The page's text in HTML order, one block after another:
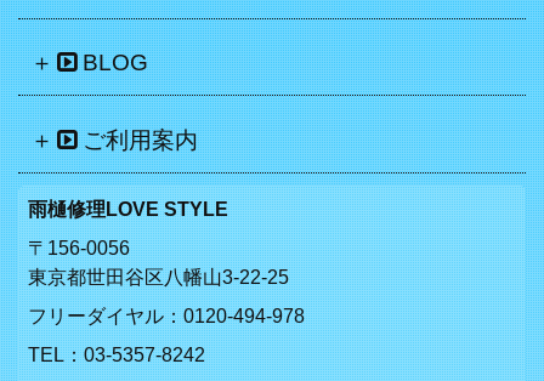
BLOG
ご利用案内
雨樋修理LOVE STYLE
〒156-0056
東京都世田谷区八幡山3-22-25
フリーダイヤル：0120-494-978
TEL：03-5357-8242